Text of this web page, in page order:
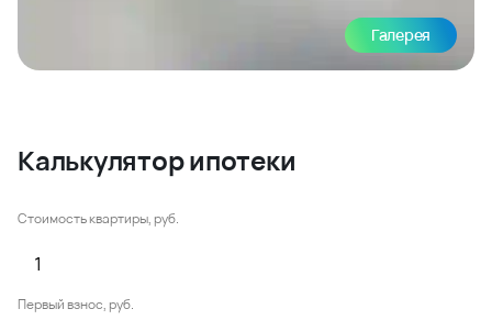
Галерея
Калькулятор ипотеки
Стоимость квартиры, руб.
Первый взнос, руб.